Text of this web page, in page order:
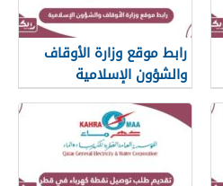
رابط موقع وزارة الأوقاف
والشؤون الإسلامية
islam.gov.qa